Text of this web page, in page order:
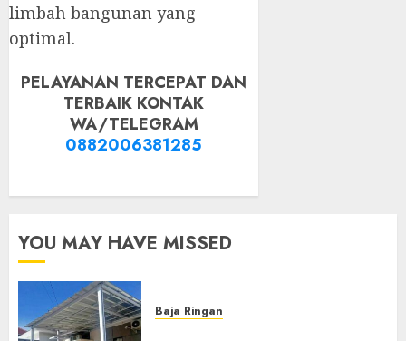
limbah bangunan yang
optimal.
PELAYANAN TERCEPAT DAN
TERBAIK KONTAK
WA/TELEGRAM
0882006381285
YOU MAY HAVE MISSED
Baja Ringan